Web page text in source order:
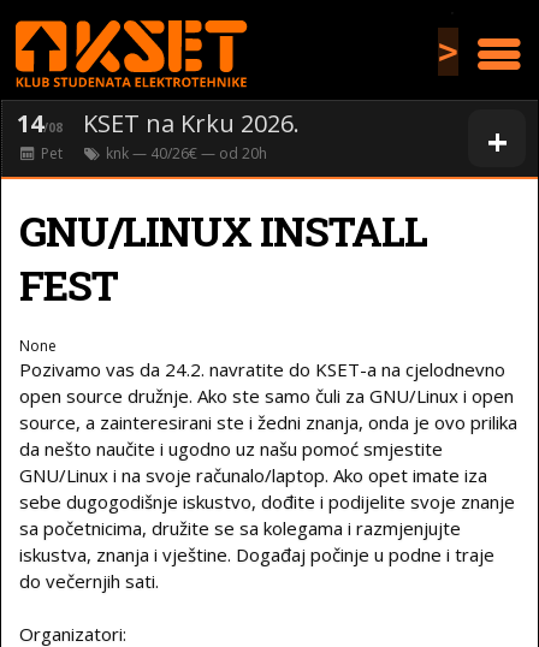
>
+
14/08 KSET na Krku 2026.
Pet knk— 40/26€ — od 20h
GNU/LINUX INSTALL
FEST
None
Pozivamo vas da 24.2. navratite do KSET-a na cjelodnevno
open source družnje. Ako ste samo čuli za GNU/Linux i open
source, a zainteresirani ste i žedni znanja, onda je ovo prilika
da nešto naučite i ugodno uz našu pomoć smjestite
GNU/Linux i na svoje računalo/laptop. Ako opet imate iza
sebe dugogodišnje iskustvo, dođite i podijelite svoje znanje
sa početnicima, družite se sa kolegama i razmjenjujte
iskustva, znanja i vještine. Događaj počinje u podne i traje
do večernjih sati.
Organizatori: